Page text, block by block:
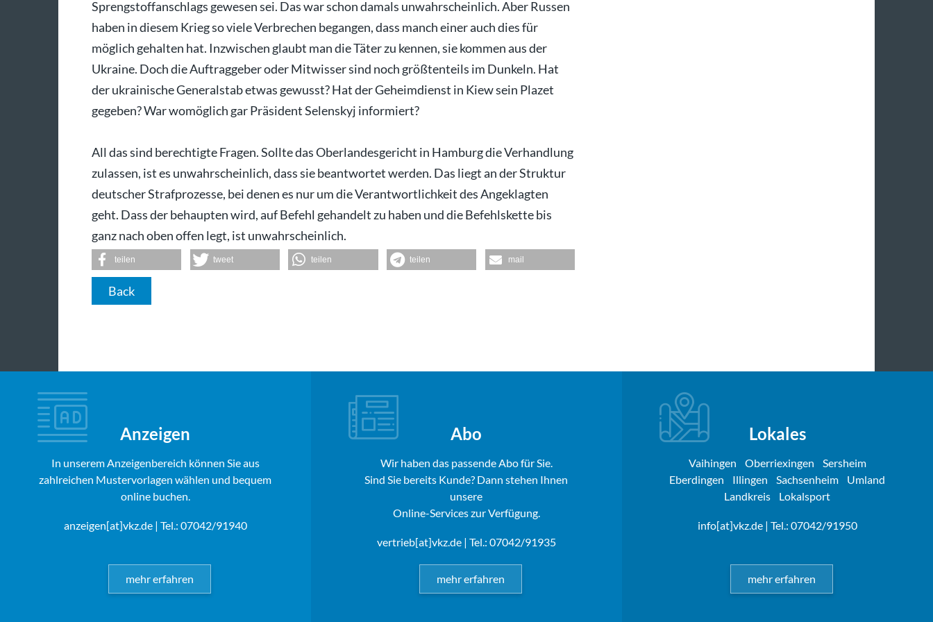
Sprengstoffanschlags gewesen sei. Das war schon damals unwahrscheinlich. Aber Russen
haben in diesem Krieg so viele Verbrechen begangen, dass manch einer auch dies für
möglich gehalten hat. Inzwischen glaubt man die Täter zu kennen, sie kommen aus der
Ukraine. Doch die Auftraggeber oder Mitwisser sind noch größtenteils im Dunkeln. Hat
der ukrainische Generalstab etwas gewusst? Hat der Geheimdienst in Kiew sein Plazet
gegeben? War womöglich gar Präsident Selenskyj informiert?
All das sind berechtigte Fragen. Sollte das Oberlandesgericht in Hamburg die Verhandlung
zulassen, ist es unwahrscheinlich, dass sie beantwortet werden. Das liegt an der Struktur
deutscher Strafprozesse, bei denen es nur um die Verantwortlichkeit des Angeklagten
geht. Dass der behaupten wird, auf Befehl gehandelt zu haben und die Befehlskette bis
ganz nach oben offen legt, ist unwahrscheinlich.
teilen tweet teilen teilen mail
Back
Anzeigen
In unserem Anzeigenbereich können Sie aus
zahlreichen Mustervorlagen wählen und bequem
online buchen.
anzeigen[at]vkz.de| Tel.: 07042/91940
mehr erfahren
Abo
Wir haben das passende Abo für Sie.
Sind Sie bereits Kunde? Dann stehen Ihnen
unsere
Online-Services zur Verfügung.
vertrieb[at]vkz.de| Tel.: 07042/91935
mehr erfahren
Lokales
Vaihingen Oberriexingen
Sersheim
Eberdingen
Illingen Sachsenheim
Umland
Landkreis
Lokalsport
info[at]vkz.de| Tel.: 07042/91950
mehr erfahren